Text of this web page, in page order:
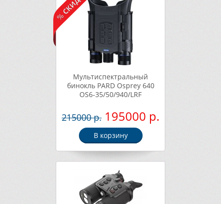
Мультиспектральный
бинокль PARD Osprey 640
OS6-35/50/940/LRF
215000 р. 195000 р.
В корзину